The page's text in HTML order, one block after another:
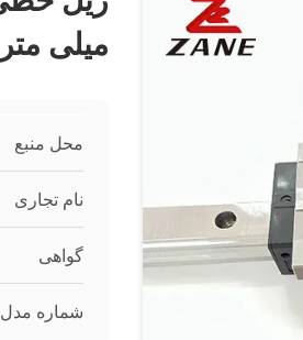
میلی متر ISO ریل خطی
محل منبع
نام تجاری
گواهی
شماره مدل